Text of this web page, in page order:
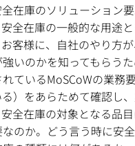
在庫のソリューション
全在庫の一般的な用途
客様に、自社のやり方
いのかを知ってもらうた
ているMoSCoWの業務
）をあらためて確認し
全在庫の対象となる品
のか。どう言う時に安